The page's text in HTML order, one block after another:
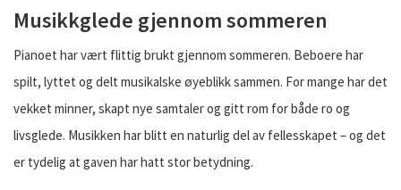
Musikkglede gjennom sommeren
Pianoet har vært flittig brukt gjennom sommeren. Beboere har
spilt, lyttet og delt musikalske øyeblikk sammen. For mange har det
vekket minner, skapt nye samtaler og gitt rom for både ro og
livsglede. Musikken har blitt en naturlig del av fellesskapet – og det
er tydelig at gaven har hatt stor betydning.